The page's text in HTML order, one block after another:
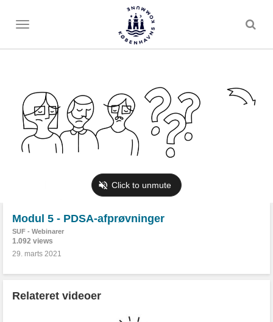
Toggle
Modul 5 - PDSA-afprøvninger
SUF - Webinarer
1.092 views
29. marts 2021
Relateret videoer